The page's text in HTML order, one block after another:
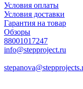
Условия оплаты
Условия доставки
Гарантия на товар
Обзоры
88001017247
info@stepproject.ru